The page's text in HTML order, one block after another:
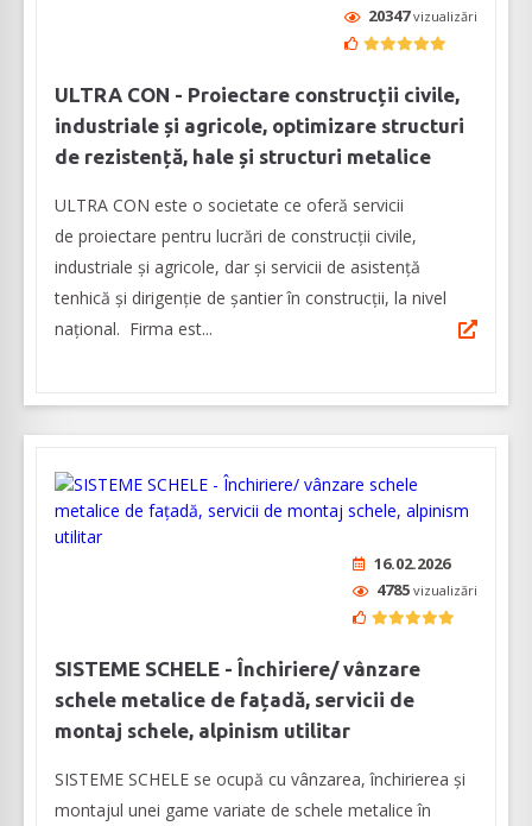
20347vizualizări
ULTRA CON - Proiectare construcții civile,
industriale și agricole, optimizare structuri
de rezistență, hale și structuri metalice
ULTRA CON este o societate ce oferă servicii
de proiectare pentru lucrări de construcții civile,
industriale și agricole, dar şi servicii de asistenţă
tenhică şi dirigenţie de şantier în construcţii, la nivel
naţional. Firma est...
16.02.2026
4785 vizualizări
SISTEME SCHELE - Închiriere/ vânzare
schele metalice de fațadă, servicii de
montaj schele, alpinism utilitar
SISTEME SCHELE se ocupă cu vânzarea, închirierea și
montajul unei game variate de schele metalice în